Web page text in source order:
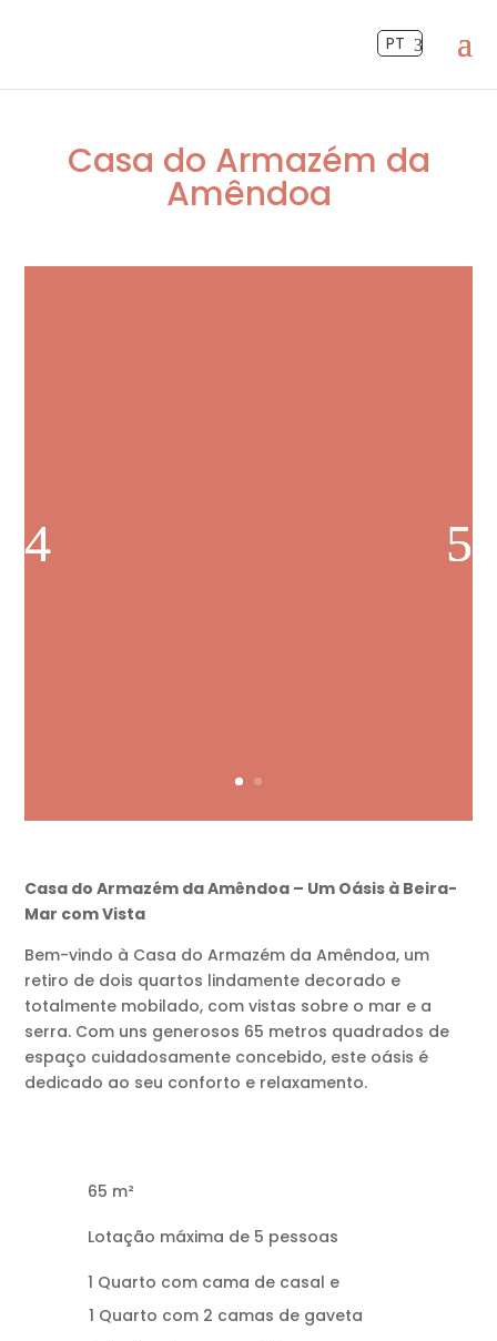
PT
Casa do Armazém da
Amêndoa
Casa do Armazém da Amêndoa – Um Oásis à Beira-
Mar com Vista
Bem-vindo à Casa do Armazém da Amêndoa, um
retiro de dois quartos lindamente decorado e
totalmente mobilado, com vistas sobre o mar e a
serra. Com uns generosos 65 metros quadrados de
espaço cuidadosamente concebido, este oásis é
dedicado ao seu conforto e relaxamento.
65 m²
Lotação máxima de 5 pessoas
1 Quarto com cama de casal e
1 Quarto com 2 camas de gaveta